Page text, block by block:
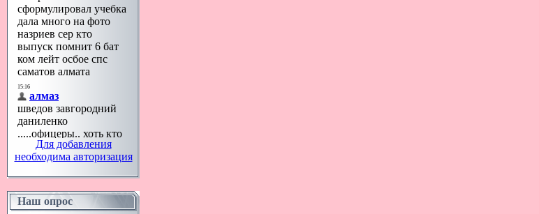
Для добавления
необходима авторизация
Наш опрос